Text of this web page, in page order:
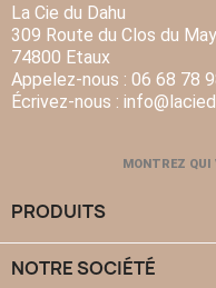
La Cie du Dahu
309 Route du Clos du May
74800 Etaux
Appelez-nous : 06 68 78
Écrivez-nous : info
MONTREZ QUI
PRODUITS
NOTRE SOCIÉTÉ